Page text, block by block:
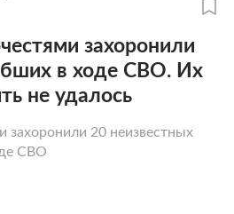
захоронили
в ходе СВО. Их
не удалось
захоронили 20 неизвестных
СВО